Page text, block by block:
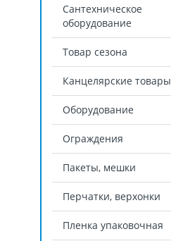
Сантехническое
оборудование
Товар сезона
Канцелярские товары
Оборудование
Ограждения
Пакеты, мешки
Перчатки, верхонки
Пленка упаковочная